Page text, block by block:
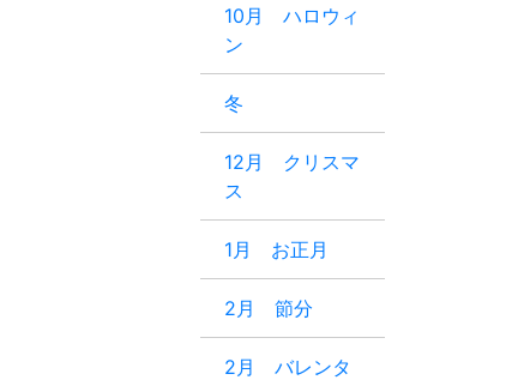
10月 ハロウィ
ン
冬
12月 クリスマ
ス
1月 お正月
2月 節分
2月 バレンタ